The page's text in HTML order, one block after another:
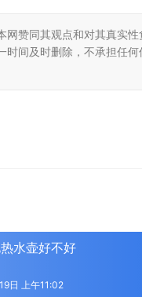
赞同其观点和对其真实
间及时删除，不承担任
水壶好不好
日 上午11:02